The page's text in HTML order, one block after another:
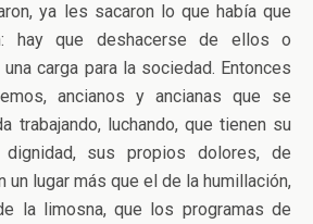
ya les sacaron lo que había que
hay que deshacerse de ellos o
carga para la sociedad. Entonces
ancianos y ancianas que se
trabajando, luchando, que tienen su
sus propios dolores, de
un lugar más que el de la humillación,
la limosna, que los programas de